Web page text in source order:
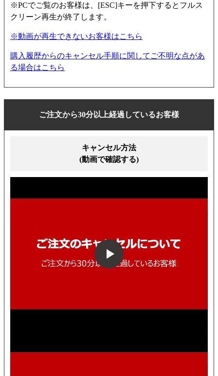
※PCでご覧のお客様は、[ESC]キーを押下するとフルス
クリーン再生が終了します。
※動画が再生できないお客様はこちら
購入履歴からのキャンセル手順に関してご不明な点があ
る場合はこちら
ご注文から30分以上経過しているお客様
キャンセル方法
(動画で確認する)